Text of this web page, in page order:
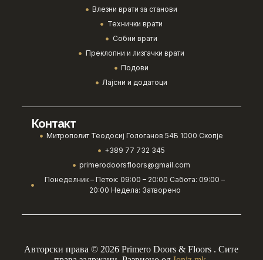
Влезни врати за станови
Технички врати
Собни врати
Преклопни и лизгачки врати
Подови
Лајсни и додатоци
Контакт
Митрополит Теодосиј Гологанов 54Б 1000 Скопје
+389 77 732 345
primerodoorsfloors@gmail.com
Понеделник – Петок: 09:00 – 20:00 Сабота: 09:00 –
20:00 Недела: Затворено
Авторски права © 2026 Primero Doors & Floors . Сите